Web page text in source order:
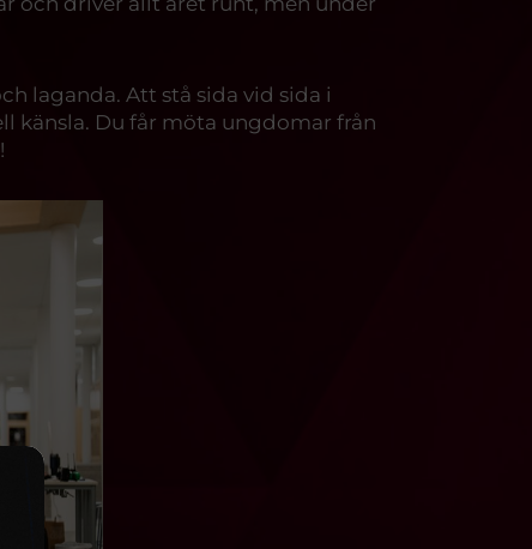
laganda. Att stå sida vid sida i
känsla. Du får möta ungdomar från